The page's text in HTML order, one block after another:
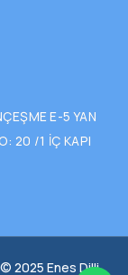
E-5 YAN
20 /1 İÇ KAPI
2025 Enes Dilli